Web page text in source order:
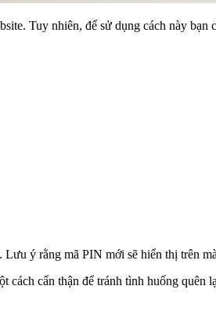
Tuy nhiên, để sử dụng cách này
ý rằng mã PIN mới sẽ hiển thị trên
cẩn thận để tránh tình huống quên